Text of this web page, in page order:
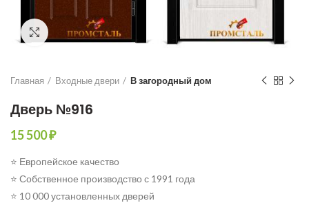
Click to enlarge
Главная Входные двери В загородный дом
Дверь №916
15 500₽
⭐ Европейское качество
⭐ Собственное производство с 1991 года
⭐ 10 000 установленных дверей